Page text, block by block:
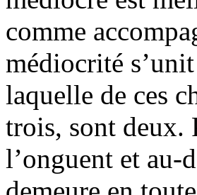
comme
médiocrité
laquelle de ces
trois, sont deux.
l’onguent et au-